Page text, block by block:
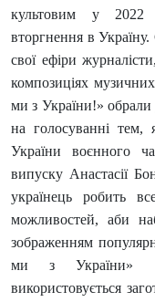
культовим у 2022
вторгнення в
свої ефіри
композиціях
ми з України!» обрали
на голосуванні тем,
України воєнного
випуску Анастасії
українець робить
можливостей, аби
зображенням
ми з України»
використовується